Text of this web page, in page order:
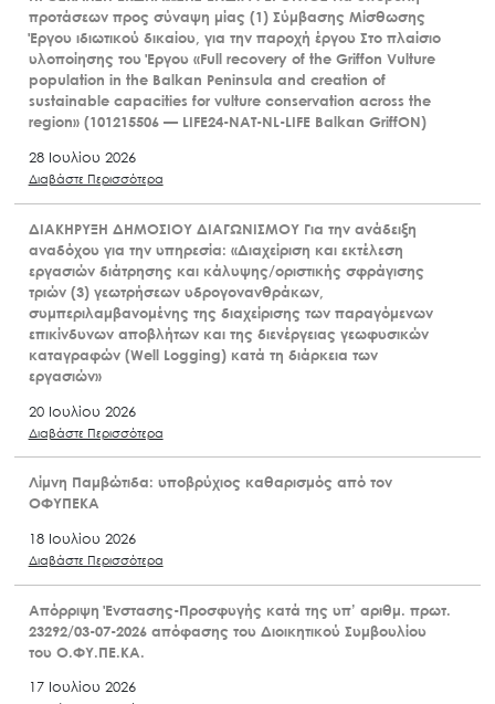
προτάσεων προς σύναψη μίας (1) Σύμβασης Μίσθωσης
Έργου ιδιωτικού δικαίου, για την παροχή έργου Στο πλαίσιο
υλοποίησης του Έργου «Full recovery of the Griffon Vulture
population in the Balkan Peninsula and creation of
sustainable capacities for vulture conservation across the
region» (101215506 — LIFE24-NAT-NL-LIFE Balkan GriffON)
28 Ιουλίου 2026
Διαβάστε Περισσότερα
ΔΙΑΚΗΡΥΞΗ ΔΗΜΟΣΙΟΥ ΔΙΑΓΩΝΙΣΜΟΥ Για την ανάδειξη
αναδόχου για την υπηρεσία: «Διαχείριση και εκτέλεση
εργασιών διάτρησης και κάλυψης/οριστικής σφράγισης
τριών (3) γεωτρήσεων υδρογονανθράκων,
συμπεριλαμβανομένης της διαχείρισης των παραγόμενων
επικίνδυνων αποβλήτων και της διενέργειας γεωφυσικών
καταγραφών (Well Logging) κατά τη διάρκεια των
εργασιών»
20 Ιουλίου 2026
Διαβάστε Περισσότερα
Λίμνη Παμβώτιδα: υποβρύχιος καθαρισμός από τον
ΟΦΥΠΕΚΑ
18 Ιουλίου 2026
Διαβάστε Περισσότερα
Απόρριψη Ένστασης-Προσφυγής κατά της υπ’ αριθμ. πρωτ.
23292/03-07-2026 απόφασης του Διοικητικού Συμβουλίου
του Ο.ΦΥ.ΠΕ.ΚΑ.
17 Ιουλίου 2026